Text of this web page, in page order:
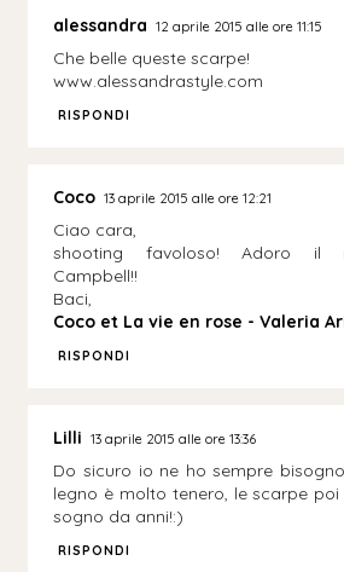
alessandra 12 aprile 2015 alle ore 11:15
Che belle queste scarpe!
www.alessandrastyle.com
RISPONDI
Coco 13 aprile 2015 alle ore 12:21
Ciao cara,
shooting favoloso! Adoro il
Campbell!!
Baci,
Coco et La vie en rose - Valeria
RISPONDI
Lilli 13 aprile 2015 alle ore 13:36
Do sicuro io ne ho sempre
legno è molto tenero, le scarpe
sogno da anni!:)
RISPONDI